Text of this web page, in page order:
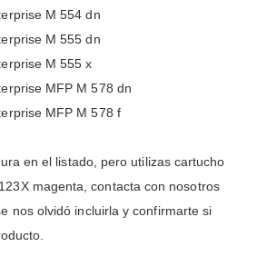
M 554 dn
M 555 dn
M 555 x
MFP M 578 dn
MFP M 578 f
en el listado, pero utilizas cartucho
magenta, contacta con nosotros
nos olvidó incluirla y confirmarte si